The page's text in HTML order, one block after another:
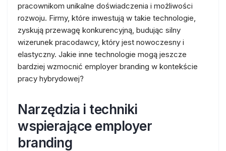
pracownikom unikalne doświadczenia i możliwości
rozwoju. Firmy, które inwestują w takie technologie,
zyskują przewagę konkurencyjną, budując silny
wizerunek pracodawcy, który jest nowoczesny i
elastyczny. Jakie inne technologie mogą jeszcze
bardziej wzmocnić employer branding w kontekście
pracy hybrydowej?
Narzędzia i techniki
wspierające employer
branding